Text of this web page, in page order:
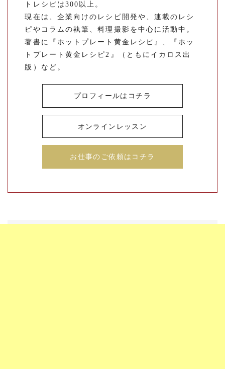
トレシピは300以上。
現在は、企業向けのレシピ開発や、連載のレシ
ピやコラムの執筆、料理撮影を中心に活動中。
著書に『ホットプレート黄金レシピ』、『ホッ
トプレート黄金レシピ2』（ともにイカロス出
版）など。
プロフィールはコチラ
オンラインレッスン
お仕事のご依頼はコチラ